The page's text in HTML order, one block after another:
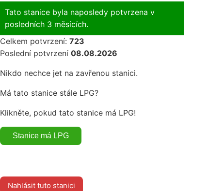
Tato stanice byla naposledy potvrzena v
posledních 3 měsících.
Celkem potvrzení: 723
Poslední potvrzení 08.08.2026
Nikdo nechce jet na zavřenou stanici.
Má tato stanice stále LPG?
Klikněte, pokud tato stanice má LPG!
Nahlásit tuto stanici